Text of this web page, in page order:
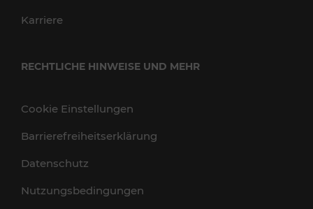
Karriere
RECHTLICHE HINWEISE UND MEHR
Cookie Einstellungen
Barrierefreiheitserklärung
Datenschutz
Nutzungsbedingungen